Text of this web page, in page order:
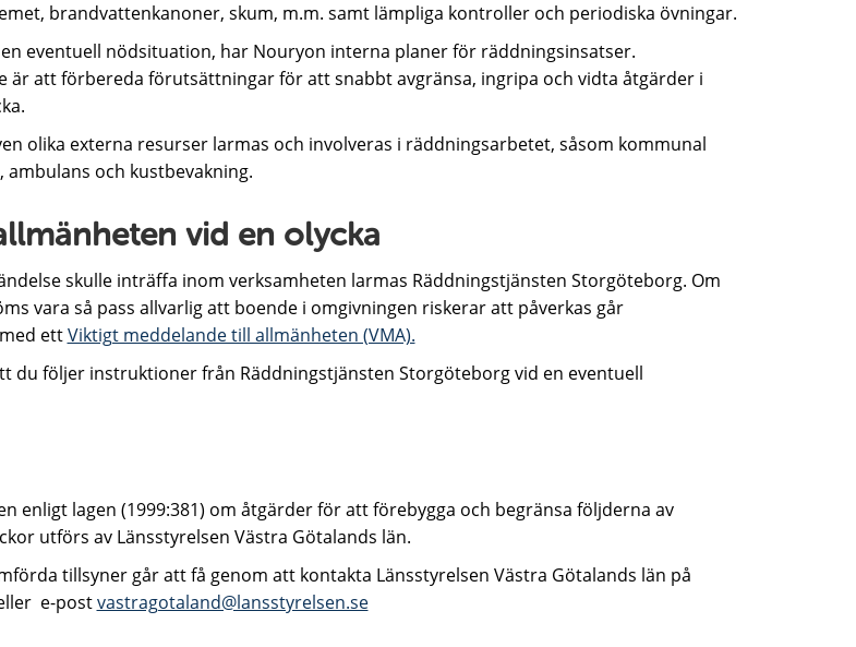
brandvattenkanoner, skum, m.m. samt lämpliga kontroller och periodiska övningar.
eventuell nödsituation, har Nouryon interna planer för räddningsinsatser.
är att förbereda förutsättningar för att snabbt avgränsa, ingripa och vidta åtgärder i
olika externa resurser larmas och involveras i räddningsarbetet, såsom kommunal
och kustbevakning.
vid en olycka
skulle inträffa inom verksamheten larmas Räddningstjänsten Storgöteborg. Om
vara så pass allvarlig att boende i omgivningen riskerar att påverkas går
ettViktigt meddelande till allmänheten (VMA).
du följer instruktioner från Räddningstjänsten Storgöteborg vid en eventuell
enligt lagen (1999:381) om åtgärder för att förebygga och begränsa följderna av
utförs av Länsstyrelsen Västra Götalands län.
tillsyner går att få genom att kontakta Länsstyrelsen Västra Götalands län på
e-postvastragotaland@lansstyrelsen.se